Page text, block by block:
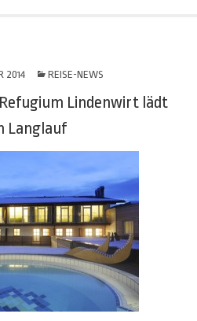
2014 REISE-NEWS
Lindenwirt lädt
Langlauf